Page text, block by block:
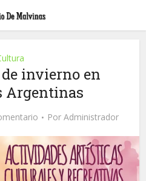
invierno en
Argentinas
Por Administrador